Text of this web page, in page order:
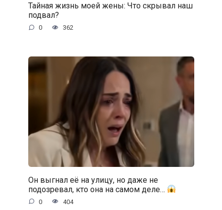
Тайная жизнь моей жены: Что скрывал наш
подвал?
0 362
Он выгнал её на улицу, но даже не
подозревал, кто она на самом деле…
0 404